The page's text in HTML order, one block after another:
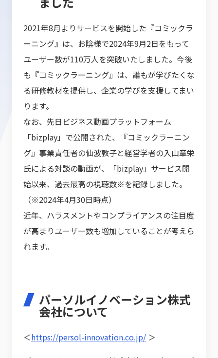
2021年8月よりサービスを開始した『コミックラ
ーニング』は、お陰様で2024年9月2日をもって
ユーザー数が110万人を突破いたしました。今後
も『コミックラーニング』は、誰もが学びたくな
る研修教材を提供し、企業の学びを支援してまい
ります。
なお、先日ビジネス動画プラットフォーム
「bizplay」で公開された、『コミックラーニン
グ』事業責任者の仙波敦子と経営学者の入山章栄
氏による対談の動画が、「bizplay」サービス開
始以来、過去最高の視聴数※を記録しました。
（※2024年4月30日時点）
近年、ハラスメントやコンプライアンスの注目度
が高まりユーザー数も増加していることが考えら
れます。
パーソルイノベーション株式
会社について
＜https://persol-innovation.co.jp/ ＞